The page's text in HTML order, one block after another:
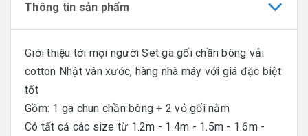
Thông tin sản phẩm
Giới thiệu tới mọi người Set ga gối chần bông vải
cotton Nhật vân xước, hàng nhà máy với giá đặc biệt
tốt
Gồm: 1 ga chun chần bông + 2 vỏ gối nằm
Có tất cả các size từ 1.2m - 1.4m - 1.5m - 1.6m -